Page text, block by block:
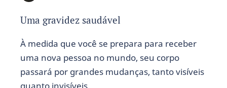
Uma gravidez saudável
À medida que você se prepara para receber
uma nova pessoa no mundo, seu corpo
passará por grandes mudanças, tanto visíveis
quanto invisíveis.